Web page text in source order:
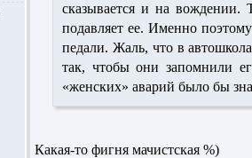
сказывается и на вождении.
подавляет ее. Именно
педали. Жаль, что в
так, чтобы они запомнили
«женских» аварий было бы
Какая-то фигня мачистская %)